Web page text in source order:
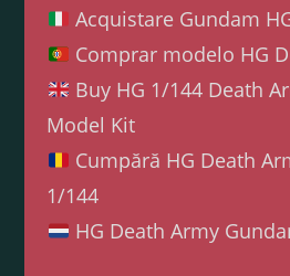
Acquistare Gundam
Comprar modelo HG
Buy HG 1/144 Death
Model Kit
Cumpără HG Death
1/144
HG Death Army